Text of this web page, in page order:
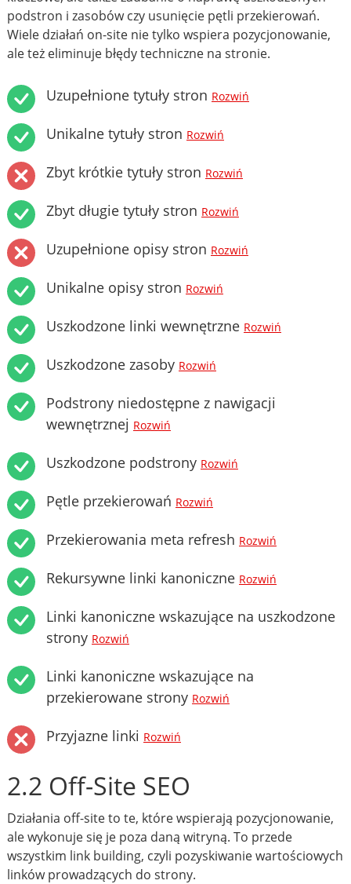
podstron i zasobów czy usunięcie pętli przekierowań.
Wiele działań on-site nie tylko wspiera pozycjonowanie,
ale też eliminuje błędy techniczne na stronie.
Uzupełnione tytuły stron Rozwiń
Unikalne tytuły stron Rozwiń
Zbyt krótkie tytuły stron Rozwiń
Zbyt długie tytuły stron Rozwiń
Uzupełnione opisy stron Rozwiń
Unikalne opisy stron Rozwiń
Uszkodzone linki wewnętrzne Rozwiń
Uszkodzone zasoby Rozwiń
Podstrony niedostępne z nawigacji
wewnętrznej Rozwiń
Uszkodzone podstrony Rozwiń
Pętle przekierowań Rozwiń
Przekierowania meta refresh Rozwiń
Rekursywne linki kanoniczne Rozwiń
Linki kanoniczne wskazujące na uszkodzone
strony Rozwiń
Linki kanoniczne wskazujące na
przekierowane strony Rozwiń
Przyjazne linki Rozwiń
2.2 Off-Site SEO
Działania off-site to te, które wspierają pozycjonowanie,
ale wykonuje się je poza daną witryną. To przede
wszystkim link building, czyli pozyskiwanie wartościowych
linków prowadzących do strony.